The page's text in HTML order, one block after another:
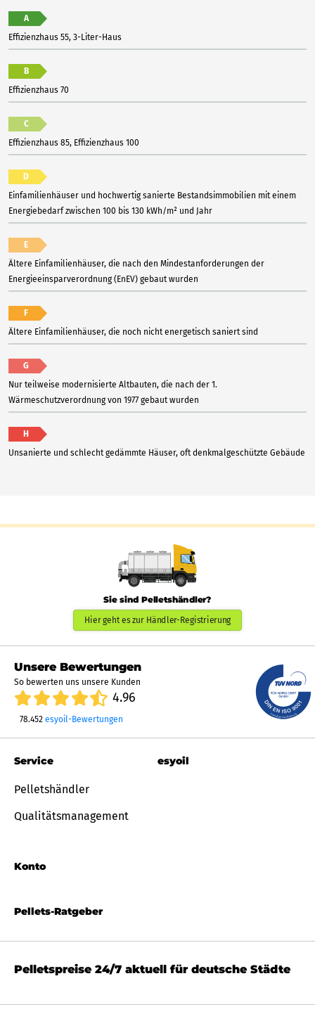
A
Effizienzhaus 55, 3-Liter-Haus
B
Effizienzhaus 70
C
Effizienzhaus 85, Effizienzhaus 100
D
Einfamilienhäuser und hochwertig sanierte Bestandsimmobilien mit einem
Energiebedarf zwischen 100 bis 130 kWh/m² und Jahr
E
Ältere Einfamilienhäuser, die nach den Mindestanforderungen der
Energieeinsparverordnung (EnEV) gebaut wurden
F
Ältere Einfamilienhäuser, die noch nicht energetisch saniert sind
G
Nur teilweise modernisierte Altbauten, die nach der 1.
Wärmeschutzverordnung von 1977 gebaut wurden
H
Unsanierte und schlecht gedämmte Häuser, oft denkmalgeschützte Gebäude
Sie sind Pelletshändler?
Hier geht es zur Händler-Registrierung
Unsere Bewertungen
So bewerten uns unsere Kunden
4.96
78.452 esyoil-Bewertungen
Pellets-Ratgeber
Service
Pelletshändler
Qualitätsmanagement
Konto
esyoil
Pelletspreise 24/7 aktuell für deutsche Städte